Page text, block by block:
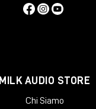
con oscillatori
multimodo
MILK AUDIO STORE
Chi Siamo